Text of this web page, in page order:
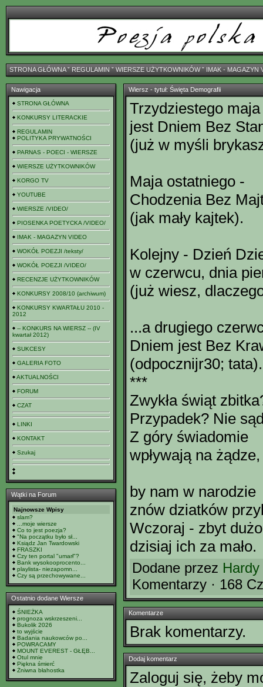
STRONA GŁÓWNAˇ REGULAMIN ˇ WIERSZE UŻYTKOWNIKÓWˇ IMAK - MAGAZYN
Nawigacja
STRONA GŁÓWNA
KONKURSY LITERACKIE
REGULAMIN
POLITYKA PRYWATNOŚCI
PARNAS - POECI - WIERSZE
WIERSZE UŻYTKOWNIKÓW
KORGO TV
YOUTUBE
WIERSZE /VIDEO/
PIOSENKA POETYCKA /VIDEO/
IMAK - MAGAZYN VIDEO
WOKÓŁ POEZJI /teksty/
WOKÓŁ POEZJI /VIDEO/
RECENZJE UŻYTKOWNIKÓW
KONKURSY 2008/10 (archiwum)
KONKURSY KWARTAŁU 2010 -
2012
-- KONKURS NA WIERSZ -- (IV
kwartał 2012)
SUKCESY
GALERIA FOTO
AKTUALNOŚCI
FORUM
CZAT
LINKI
KONTAKT
Szukaj
Wątki na Forum
Najnowsze Wpisy
slam?
...moje wiersze
Co to jest poezja?
"Na początku było sł...
Ksiądz Jan Twardowski
FRASZKI
Czy ten portal "umarł"?
Bank wysokooprocento...
playlista- niezapomn...
Czy są przechowywane...
Ostatnio dodane Wiersze
ŚNIEŻKA
prognoza wskrzeszeni...
Bukolik 2026
to wyjście
Badania naukowców po...
POWRACAMY
MOUNT EVEREST - GŁĘB...
Otul mnie
Piękna śmierć
Żniwna błahostka
Wiersz - tytuł: Święta Demografii
Trzydziestego
jest Dniem Bez
(już w myśli
Maja ostatniego -
Chodzenia Bez
(jak mały kajtek).
Kolejny - Dzień
w czerwcu, dnia
(już wiesz,
...a drugiego
Dniem jest Bez
(odpocznijr30; tata).
***
Zwykła świąt
Przypadek? Nie
Z góry świadomie
wpływają na żądze,
by nam w narodzie
znów dziatków
Wczoraj - zbyt
dzisiaj ich za mało.
Dodane przez Hardy
Komentarzy · 168
Komentarze
Brak komentarzy.
Dodaj komentarz
Zaloguj się, żeby